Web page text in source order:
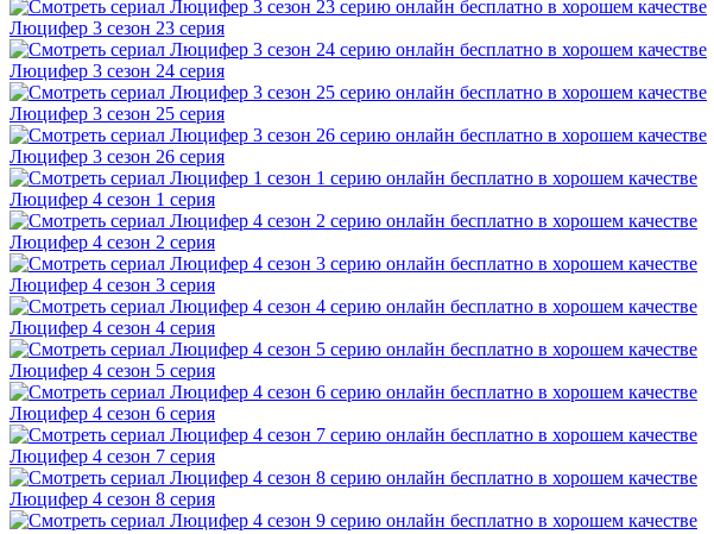
Люцифер 3 cезон 23 cерия
Люцифер 3 cезон 24 cерия
Люцифер 3 cезон 25 cерия
Люцифер 3 cезон 26 cерия
Люцифер 4 cезон 1 cерия
Люцифер 4 cезон 2 cерия
Люцифер 4 cезон 3 cерия
Люцифер 4 cезон 4 cерия
Люцифер 4 cезон 5 cерия
Люцифер 4 cезон 6 cерия
Люцифер 4 cезон 7 cерия
Люцифер 4 cезон 8 cерия